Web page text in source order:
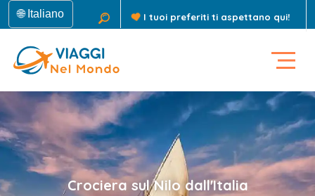
🌐 Italiano I tuoi preferiti ti aspettano qui!
Crociera sul Nilo dall'Italia